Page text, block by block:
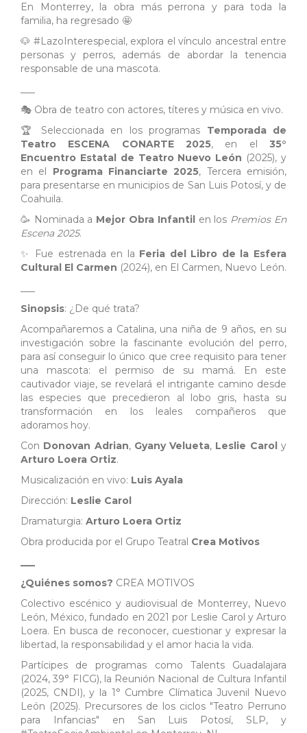
En Monterrey, la obra más perrona y para toda la
familia, ha regresado 🤩
🐶 #LazoInterespecial, explora el vínculo ancestral entre
personas y perros, además de abordar la tenencia
responsable de una mascota.
🎭 Obra de teatro con actores, títeres y música en vivo.
🏆 Seleccionada en los programas Temporada de
Teatro
ESCENA CONARTE 2025, en el35°
Encuentro Estatal de Teatro Nuevo León (2025), y
en el Programa Financiarte 2025, Tercera emisión,
para presentarse en municipios de San Luis Potosí, y de
Coahuila.
🥳 Nominada a Mejor Obra Infantil en los Premios En
Escena 2025.
✨️ Fue estrenada en la Feria del Libro de la Esfera
Cultural El Carmen (2024), en El Carmen, Nuevo León.
Sinopsis: ¿De qué trata?
Acompañaremos a Catalina, una niña de 9 años, en su
investigación sobre la fascinante evolución del perro,
para así conseguir lo único que cree requisito para tener
una mascota: el permiso de su mamá. En este
cautivador viaje, se revelará el intrigante camino desde
las especies que precedieron al lobo gris, hasta su
transformación en los leales compañeros que
adoramos hoy.
Con Donovan Adrian, Gyany Velueta, Leslie Carol y
Arturo Loera Ortiz.
Musicalización en vivo: Luis Ayala
Dirección: Leslie Carol
Dramaturgia: Arturo Loera Ortiz
Obra producida por el Grupo Teatral Crea Motivos
___
¿Quiénes somos? CREA MOTIVOS
Colectivo escénico y audiovisual de Monterrey, Nuevo
León, México, fundado en 2021 por Leslie Carol y Arturo
Loera. En busca de reconocer, cuestionar y expresar la
libertad, la responsabilidad y el amor hacia la vida.
Partícipes de programas como Talents Guadalajara
(2024, 39° FICG), la Reunión Nacional de Cultura Infantil
(2025, CNDI), y la 1° Cumbre Clímatica Juvenil Nuevo
León (2025). Precursores de los ciclos "Teatro Perruno
para Infancias" en San Luis Potosí, SLP, y